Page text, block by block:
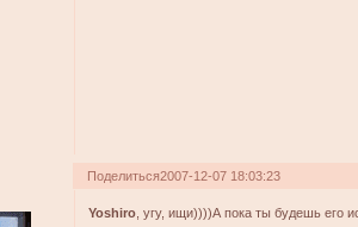
Поделиться2007-12-07 18:03:23
Yoshiro , угу, ищи))))А пока ты будешь его